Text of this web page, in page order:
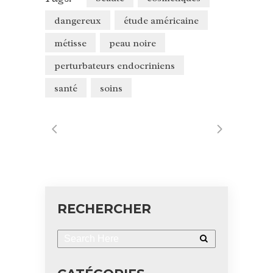
dangereux
étude américaine
métisse
peau noire
perturbateurs endocriniens
santé
soins
RECHERCHER